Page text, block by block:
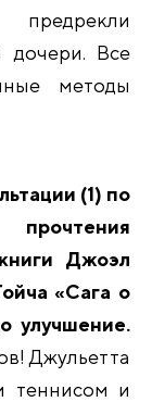
дочери. Все
методы
(1) по
Джоэл
«Сага о
улучшение.
Джульетта
теннисом и